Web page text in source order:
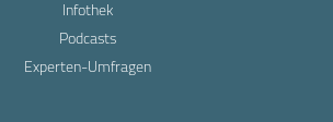
Infothek
Podcasts
Experten-Umfragen